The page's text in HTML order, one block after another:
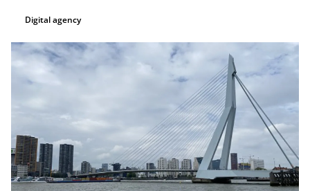
Digital agency